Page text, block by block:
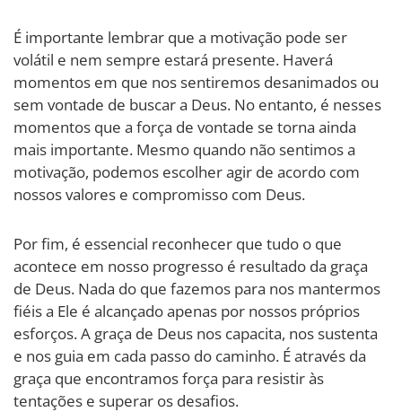
É importante lembrar que a motivação pode ser
volátil e nem sempre estará presente. Haverá
momentos em que nos sentiremos desanimados ou
sem vontade de buscar a Deus. No entanto, é nesses
momentos que a força de vontade se torna ainda
mais importante. Mesmo quando não sentimos a
motivação, podemos escolher agir de acordo com
nossos valores e compromisso com Deus.
Por fim, é essencial reconhecer que tudo o que
acontece em nosso progresso é resultado da graça
de Deus. Nada do que fazemos para nos mantermos
fiéis a Ele é alcançado apenas por nossos próprios
esforços. A graça de Deus nos capacita, nos sustenta
e nos guia em cada passo do caminho. É através da
graça que encontramos força para resistir às
tentações e superar os desafios.